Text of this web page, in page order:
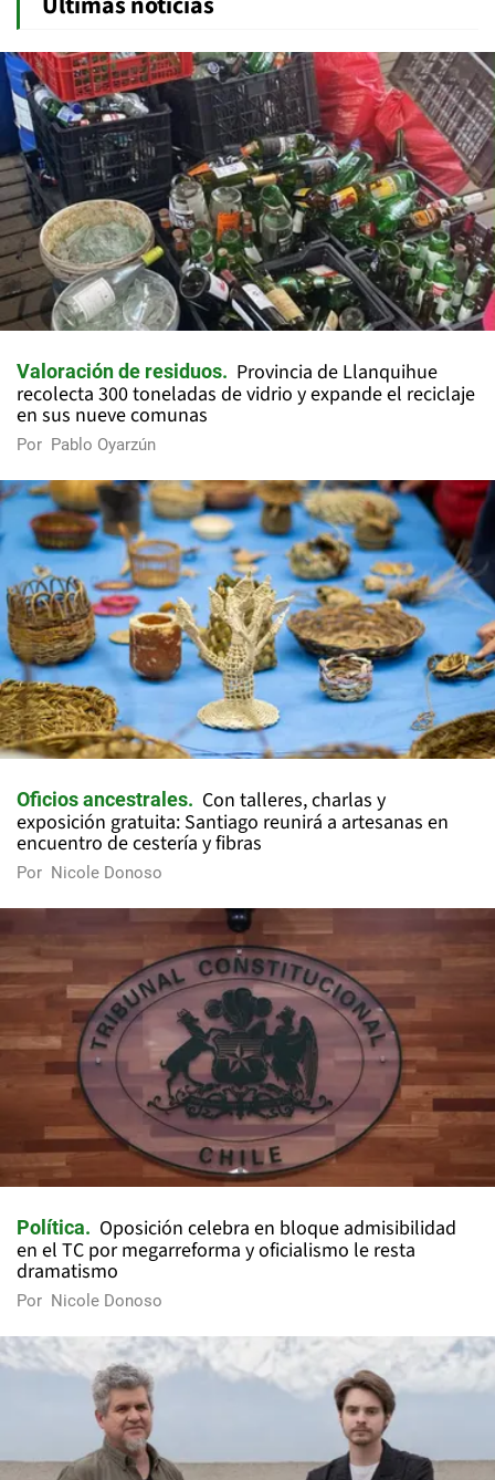
Valoración de residuos
Provincia de Llanquihue
recolecta 300 toneladas de vidrio y expande el reciclaje
en sus nueve comunas
Por Pablo Oyarzún
Oficios ancestrales
Con talleres, charlas y
exposición gratuita: Santiago reunirá a artesanas en
encuentro de cestería y fibras
Por Nicole Donoso
Política
Oposición celebra en bloque admisibilidad
en el TC por megarreforma y oficialismo le resta
dramatismo
Por Nicole Donoso